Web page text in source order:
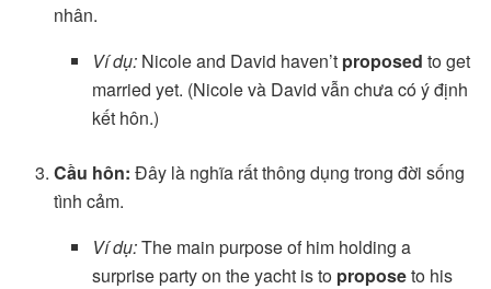
nhân.
Ví dụ:Nicole and David haven’t proposed to get
married yet. (Nicole và David vẫn chưa có ý định
kết hôn.)
Cầu hôn: Đây là nghĩa rất thông dụng trong đời sống
tình cảm.
Ví dụ:The main purpose of him holding a
surprise party on the yacht is to proposeto his